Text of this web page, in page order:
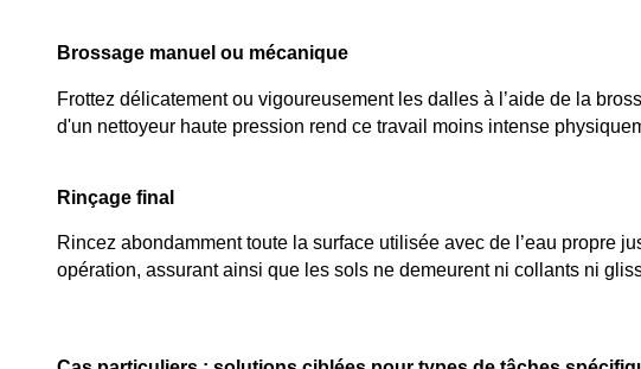
Brossage manuel ou mécanique
Frottez délicatement ou vigoureusement les dalles à l’aide de la
d'un nettoyeur haute pression rend ce travail moins intense
Rinçage final
Rincez abondamment toute la surface utilisée avec de l’eau propre
opération, assurant ainsi que les sols ne demeurent ni collants ni